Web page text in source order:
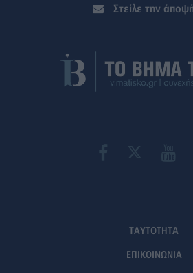
Στείλε την
ΤΑΥΤΟΤΗΤΑ
ΕΠΙΚΟΙΝΩΝΙΑ